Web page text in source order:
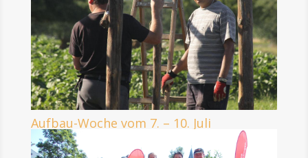
Aufbau-Woche vom 7. – 10. Juli